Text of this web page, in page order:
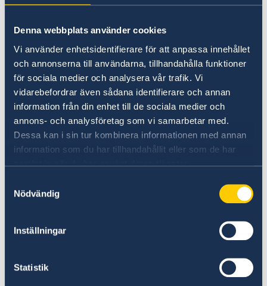
Denna webbplats använder cookies
Vi använder enhetsidentifierare för att anpassa innehållet
och annonserna till användarna, tillhandahålla funktioner
för sociala medier och analysera vår trafik. Vi
vidarebefordrar även sådana identifierare och annan
information från din enhet till de sociala medier och
annons- och analysföretag som vi samarbetar med.
Dessa kan i sin tur kombinera informationen med annan
information som du har tillhandahållit eller som de har
samlat in när du har använt deras tjänster.
Nödvändig
Inställningar
Statistik
Stor försiktighet bör generellt iakttas vid resor
utsatta är gränserna mot Afghanistan och
Kirgizistan. Oroligheter rapporteras
återkommande från autonoma regionen
Gorno-Badaksjan (GBAO). Därutöver
förekommer etniska, politiska och sociala
spänningar, främst i de södra delarna av landet.
Vid gränsavsnitten till Afghanistan, Uzbekistan
och omarkerade minfält.
UD rekommenderar resande i regionen att
alltid ha sitt pass tillhanda vid lokala resor
samt noggrant följa nyhetsrapporteringen.